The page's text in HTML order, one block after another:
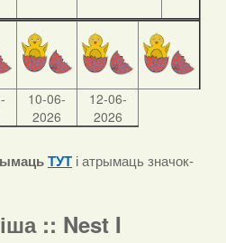
10-06-
2026
12-06-
2026
ТУТ і атрымаць значок-
:: Nest I